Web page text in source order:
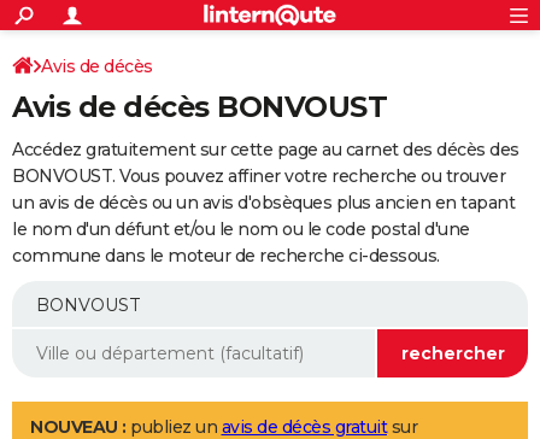
ACTUALITÉS
Politique
Société
Faits Divers
Education
Monde
Villes
+
SPORT
Coupe du monde 2026
Football
Tennis
Cyclisme
Rugby
Forum
Programme TV
TNT
Streaming
Cinéma
Sorties cinéma
Musique
+
FINANCE
Impôts
Immobilier
Risques naturels par ville
Banque
Assurance
Crédit
AUTO
Essais
Réserver un essai
Citadines
Berlines
SUV
Forum auto
+
Mobiles
Meilleur smartphone
Internet
Ordinateurs
Jeux vidéo
Guide high-tech
Aménagement intérieur
LIFESTYLE
Avis de décès
Avis de décès BONVOUST
Accédez gratuitement sur cette page au carnet des décès des
BONVOUST. Vous pouvez affiner votre recherche ou trouver
un avis de décès ou un avis d'obsèques plus ancien en tapant
le nom d'un défunt et/ou le nom ou le code postal d'une
commune dans le moteur de recherche ci-dessous.
NOUVEAU : publiez un avis de décès gratuitsur